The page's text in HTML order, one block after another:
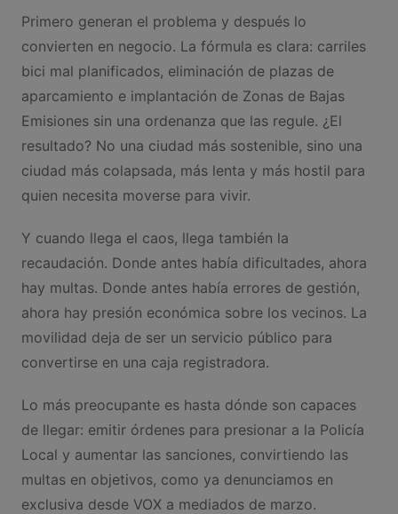
Primero generan el problema y después lo
convierten en negocio. La fórmula es clara: carriles
bici mal planificados, eliminación de plazas de
aparcamiento e implantación de Zonas de Bajas
Emisiones sin una ordenanza que las regule. ¿El
resultado? No una ciudad más sostenible, sino una
ciudad más colapsada, más lenta y más hostil para
quien necesita moverse para vivir.
Y cuando llega el caos, llega también la
recaudación. Donde antes había dificultades, ahora
hay multas. Donde antes había errores de gestión,
ahora hay presión económica sobre los vecinos. La
movilidad deja de ser un servicio público para
convertirse en una caja registradora.
Lo más preocupante es hasta dónde son capaces
de llegar: emitir órdenes para presionar a la Policía
Local y aumentar las sanciones, convirtiendo las
multas en objetivos, como ya denunciamos en
exclusiva desde VOX a mediados de marzo.